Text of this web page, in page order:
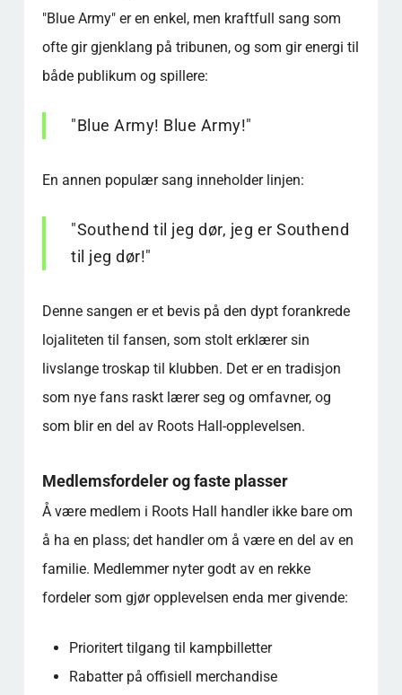
"Blue Army" er en enkel, men kraftfull sang som
ofte gir gjenklang på tribunen, og som gir energi til
både publikum og spillere:
"Blue Army! Blue Army!"
En annen populær sang inneholder linjen:
"Southend til jeg dør, jeg er Southend
til jeg dør!"
Denne sangen er et bevis på den dypt forankrede
lojaliteten til fansen, som stolt erklærer sin
livslange troskap til klubben. Det er en tradisjon
som nye fans raskt lærer seg og omfavner, og
som blir en del av Roots Hall-opplevelsen.
Medlemsfordeler og faste plasser
Å være medlem i Roots Hall handler ikke bare om
å ha en plass; det handler om å være en del av en
familie. Medlemmer nyter godt av en rekke
fordeler som gjør opplevelsen enda mer givende:
Prioritert tilgang til kampbilletter
Rabatter på offisiell merchandise